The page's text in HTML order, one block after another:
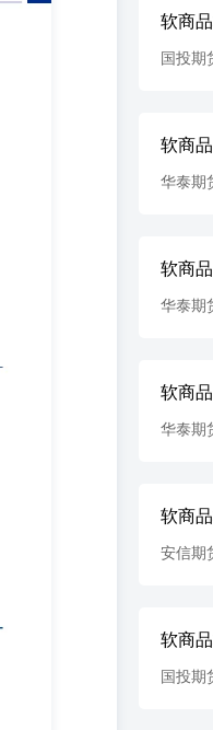
软商
国投期
软商
华泰期
软商
华泰期
软商
华泰期
软商
安信期
软商
国投期